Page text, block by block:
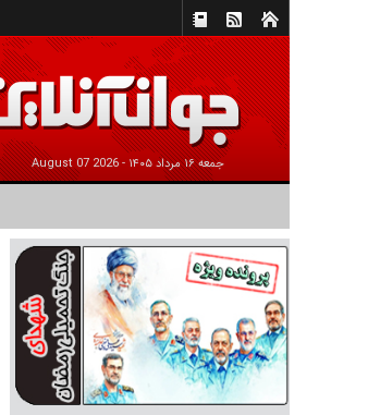
جمعه ۱۶ مرداد ۱۴۰۵ - 2026 August 07